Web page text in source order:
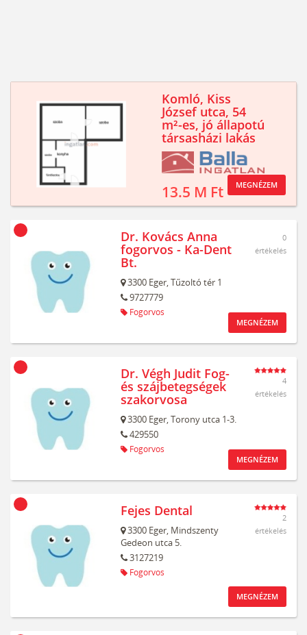
Komló, Kiss
József utca, 54
m²-es, jó állapotú
társasházi lakás
13.5 M Ft MEGNÉZEM
Dr. Kovács Anna
fogorvos - Ka-Dent
Bt.
3300 Eger,Tűzoltó tér 1
9727779
Fogorvos
0
értékelés
MEGNÉZEM
Dr. Végh Judit Fog-
és szájbetegségek
szakorvosa
3300 Eger,Torony utca 1-3.
429550
Fogorvos
4
értékelés
MEGNÉZEM
Fejes Dental
3300 Eger, Mindszenty
Gedeon utca 5.
3127219
Fogorvos
2
értékelés
MEGNÉZEM